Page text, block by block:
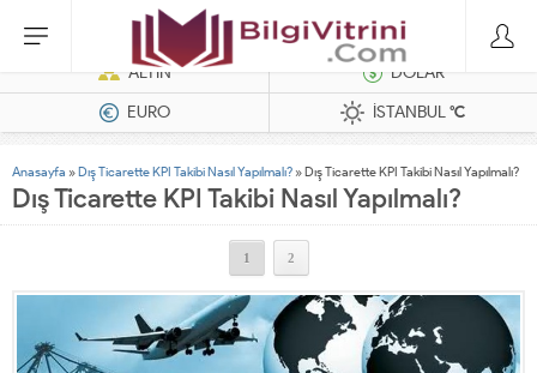
Dizel Jeneratörler
ALTIN
DOLAR
EURO
İSTANBUL°C
Anasayfa »Dış Ticarette KPI Takibi Nasıl Yapılmalı? »Dış Ticarette KPI Takibi Nasıl Yapılmalı?
Dış Ticarette KPI Takibi Nasıl Yapılmalı?
1 2